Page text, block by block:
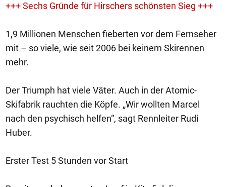
+++ Sechs Gründe für Hirschers schönsten Sieg +++
1,9 Millionen Menschen fieberten vor dem Fernseher
mit – so viele, wie seit 2006 bei keinem Skirennen
mehr.
Der Triumph hat viele Väter. Auch in der Atomic-
Skifabrik rauchten die Köpfe. „Wir wollten Marcel
nach den psychisch helfen“, sagt Rennleiter Rudi
Huber.
Erster Test 5 Stunden vor Start